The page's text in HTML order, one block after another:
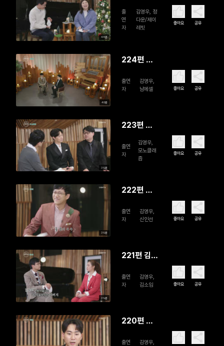
44분
운/제이레
빗
출
연
자
김영우, 정
다운/제이
레빗
좋아요 공유
40분
224편 남
출연
자
김영우,
남에셀
좋아요 공유
39분
223편 모
출연
자
김영우,
모노클래
즘
좋아요 공유
39분
222편 신
출연
자
김영우,
신인선
좋아요 공유
39분
221편 김소
출연
자
김영우,
김소임
좋아요 공유
220편 이
출연
김영우,